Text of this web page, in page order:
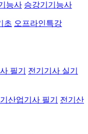
능사 승강기기능사
초 오프라인특강
필기 전기기사 실기
산업기사 필기
전기산